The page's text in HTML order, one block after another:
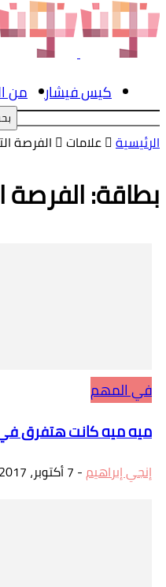
كيس فيشار
من
الرئيسية علامات الفرصة
بطاقة: الفرصة
في المهم
ميه ميه كانت هتفرق في
إنجي إبراهيم- 7 أكتوبر، 2017